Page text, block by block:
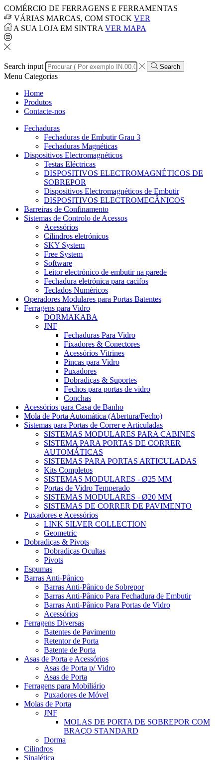
COMÉRCIO DE FERRAGENS E FERRAMENTAS
VÁRIAS MARCAS, COM STOCK VER
A SUA LOJA EM SINTRA VER MAPA
Search input Search
Menu Categorias
Home
Produtos
Contacte-nos
Fechaduras
Fechaduras de Embutir Grau 3
Fechaduras Magnéticas
Dispositivos Electromagnéticos
Testas Eléctricas
DISPOSITIVOS ELECTROMAGNÉTICOS DE
SOBREPOR
Dispositivos Electromagnéticos de Embutir
DISPOSITIVOS ELECTROMECÂNICOS
Barreiras de Confinamento
Sistemas de Controlo de Acessos
Acessórios
Cilindros eletrónicos
SKY System
Free System
Software
Leitor electrónico de embutir na parede
Fechadura eletrónica para cacifos
Teclados Numéricos
Operadores Modulares para Portas Batentes
Ferragens para Vidro
DORMAKABA
JNF
Fechaduras Para Vidro
Fixadores & Conectores
Acessórios Vitrines
Pincas para Vidro
Puxadores
Dobradiças & Suportes
Fechos para portas de vidro
Conchas
Acessórios para Casa de Banho
Mola de Porta Automática (Abertura/Fecho)
Sistemas para Portas de Correr e Articuladas
SISTEMAS MODULARES PARA CABINES
SISTEMA PARA PORTAS DE CORRER
AUTOMÁTICAS
SISTEMAS PARA PORTAS ARTICULADAS
Kits Completos
SISTEMAS MODULARES - Ø25 MM
Portas de Vidro Temperado
SISTEMAS MODULARES - Ø20 MM
SISTEMAS DE CORRER DE PAVIMENTO
Puxadores e Acessórios
LINK SILVER COLLECTION
Geometric
Dobradiças & Pivots
Dobradiças Ocultas
Pivots
Espumas
Barras Anti-Pânico
Barras Anti-Pânico de Sobrepor
Barras Anti-Pânico Para Fechadura de Embutir
Barras Anti-Pânico Para Portas de Vidro
Acessórios
Ferragens Diversas
Batentes de Pavimento
Retentor de Porta
Batente de Porta
Asas de Porta e Acessórios
Asas de Porta p/ Vidro
Asas de Porta
Ferragens para Mobiliário
Puxadores de Móvel
Molas de Porta
JNF
MOLAS DE PORTA DE SOBREPOR COM
BRAÇO STANDARD
Dorma
Cilindros
Sinalética